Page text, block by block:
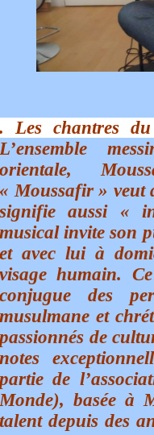
. Les chantres
L’ensemble
orientale,
« Moussafir » veut
signifie aussi «
musical invite son
et avec lui à
visage humain.
conjugue des
musulmane et
passionnés de
notes
partie de
Monde), basée à
talent depuis des